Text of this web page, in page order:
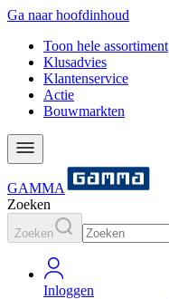
Ga naar hoofdinhoud
Toon hele assortiment
Klusadvies
Klantenservice
Actie
Bouwmarkten
GAMMA
Zoeken
Zoeken
Inloggen